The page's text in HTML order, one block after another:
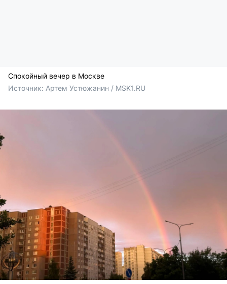
Спокойный вечер в Москве
Источник: Артем Устюжанин / MSK1.RU